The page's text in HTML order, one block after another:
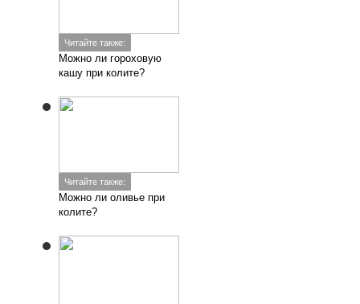
Читайте также:
Можно ли гороховую
кашу при колите?
Читайте также:
Можно ли оливье при
колите?